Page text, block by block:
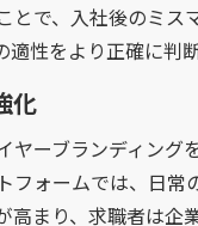
で、入社後のミ
性をより正確に判
化
ヤーブランディン
ォームでは、日
まり、求職者は企